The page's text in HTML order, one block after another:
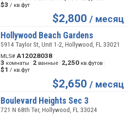
$3 / кв.фут
$2,800 / месяц
Hollywood Beach Gardens
5914 Taylor St, Unit 1-2, Hollywood, FL 33021
MLS#A12028038
3 комнаты 2 ванные 2,250 кв.футов
$1 / кв.фут
$2,650 / месяц
Boulevard Heights Sec 3
721 N 68th Ter, Hollywood, FL 33024